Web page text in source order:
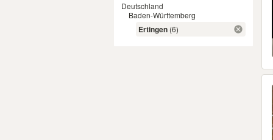
Deutschland
Baden-Württemberg
Ertingen (6)